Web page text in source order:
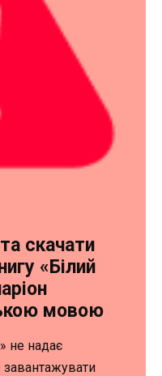
скачати
«Білий
мовою
не надає